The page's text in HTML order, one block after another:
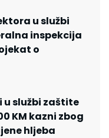
u službi
inspekcija
o
u službi zaštite
KM kazni zbog
hljeba